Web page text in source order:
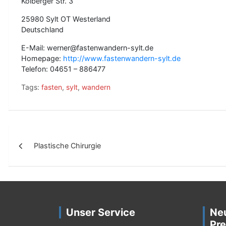
25980 Sylt OT Westerland
Deutschland
E-Mail: werner@fastenwandern-sylt.de
Homepage: http://www.fastenwandern-sylt.de
Telefon: 04651 – 886477
Tags: fasten, sylt, wandern
i
t
Plastische Chirurgie
Unser Service